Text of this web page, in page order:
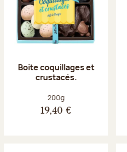
Boite coquillages et
crustacés.
Poids net :
200g
19,40 €